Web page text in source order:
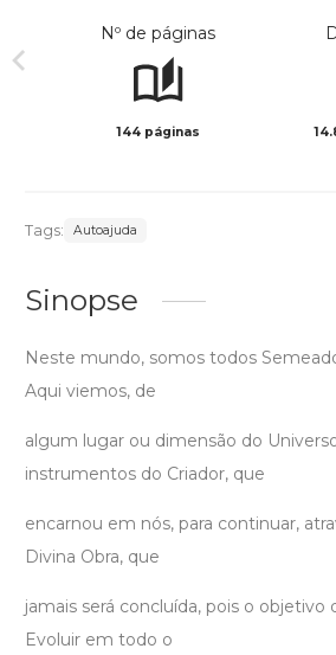
Nº de páginas
144 páginas
Tags: Autoajuda
Sinopse
Neste mundo, somos todos
Aqui viemos, de
algum lugar ou dimensão do
instrumentos do Criador, que
encarnou em nós, para continuar,
Divina Obra, que
jamais será concluída, pois o objetivo
Evoluir em todo o